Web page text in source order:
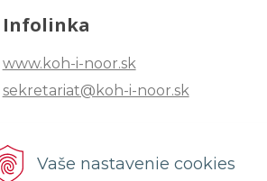
Vaše nastavenie cookies
Infolinka
www.koh-i-noor.sk
sekretariat@koh-i-noor.sk
Tel: +421 2 40252101
Fax: +421 2 44872870